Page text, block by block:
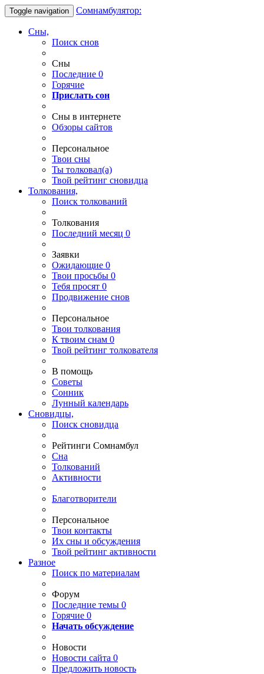
Toggle navigation Сомнамбулятор:
Сны,
Поиск снов
Сны
Последние 0
Горячие
Прислать сон
Сны в интернете
Обзоры сайтов
Персональное
Твои сны
Ты толковал(а)
Твой рейтинг сновидца
Толкования,
Поиск толкований
Толкования
Последний месяц 0
Заявки
Ожидающие 0
Твои просьбы 0
Тебя просят 0
Продвижение снов
Персональное
Твои толкования
К твоим снам 0
Твой рейтинг толкователя
В помощь
Советы
Сонник
Лунный календарь
Сновидцы,
Поиск сновидца
Рейтинги Сомнамбул
Сна
Толкований
Активности
Благотворители
Персональное
Твои контакты
Их сны и обсуждения
Твой рейтинг активности
Разное
Поиск по материалам
Форум
Последние темы 0
Горячие 0
Начать обсуждение
Новости
Новости сайта 0
Предложить новость